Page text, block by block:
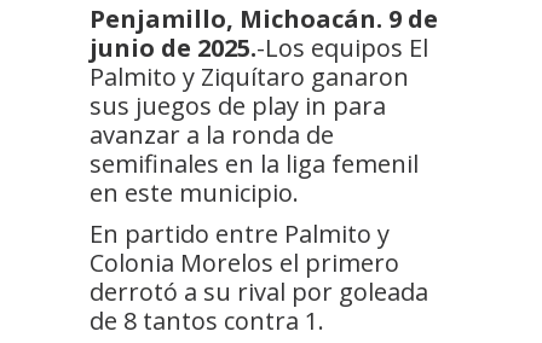
Penjamillo, Michoacán. 9 de
junio de 2025.-Los equipos El
Palmito y Ziquítaro ganaron
sus juegos de play in para
avanzar a la ronda de
semifinales en la liga femenil
en este municipio.
En partido entre Palmito y
Colonia Morelos el primero
derrotó a su rival por goleada
de 8 tantos contra 1.